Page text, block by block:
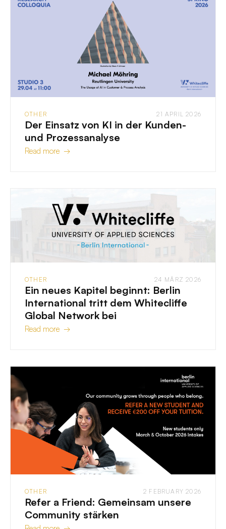
OTHER 21 APRIL 2026
Der Einsatz von KI in der Kunden-
und Prozessanalyse
Read more →
OTHER 24 MÄRZ 2026
Ein neues Kapitel beginnt: Berlin
International tritt dem Whitecliffe
Global Network bei
Read more →
OTHER 2 FEBRUARY 2026
Refer a Friend: Gemeinsam unsere
Community stärken